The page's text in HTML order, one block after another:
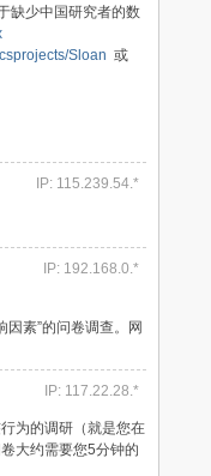
缺少中国研究者的数
Sloan 或
IP: 115.239.54.*
IP: 192.168.0.*
素”的问卷调查。网
IP: 117.22.28.*
为的调研（就是您在
大约需要您5分钟的